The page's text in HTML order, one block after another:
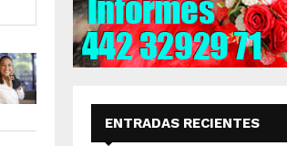
ENTRADAS RECIENTES